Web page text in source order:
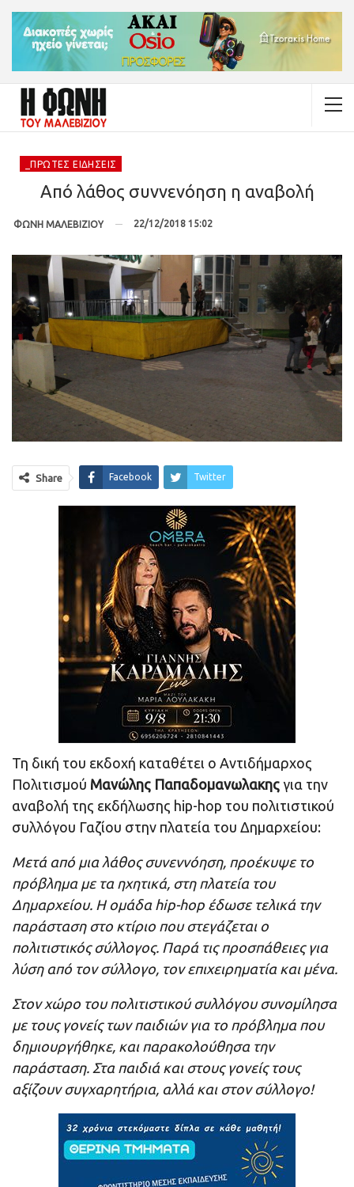
_ΠΡΏΤΕΣ ΕΙΔΉΣΕΙΣ
Από λάθος συννενόηση η αναβολή
ΦΩΝΗ ΜΑΛΕΒΙΖΙΟΥ 22/12/2018 15:02
Share Facebook Twitter
Τη δική του εκδοχή καταθέτει ο Αντιδήμαρχος
Πολιτισμού Μανώλης Παπαδομανωλακης για την
αναβολή της εκδήλωσης hip-hop του πολιτιστικού
συλλόγου Γαζίου στην πλατεία του Δημαρχείου:
Μετά από μια λάθος συνεννόηση, προέκυψε το
πρόβλημα με τα ηχητικά, στη πλατεία του
Δημαρχείου. Η ομάδα hip-hop έδωσε τελικά την
παράσταση στο κτίριο που στεγάζεται ο
πολιτιστικός σύλλογος. Παρά τις προσπάθειες για
λύση από τον σύλλογο, τον επιχειρηματία και μένα.
Στον χώρο του πολιτιστικού συλλόγου συνομίλησα
με τους γονείς των παιδιών για το πρόβλημα που
δημιουργήθηκε, και παρακολούθησα την
παράσταση. Στα παιδιά και στους γονείς τους
αξίζουν συγχαρητήρια, αλλά και στον σύλλογο!